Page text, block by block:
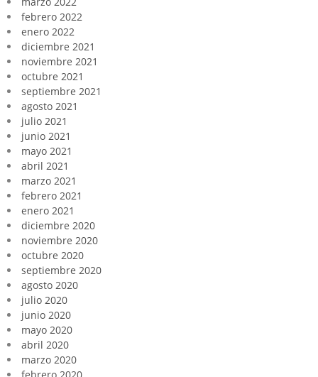
febrero 2022
enero 2022
diciembre 2021
noviembre 2021
octubre 2021
septiembre 2021
agosto 2021
julio 2021
junio 2021
mayo 2021
abril 2021
marzo 2021
febrero 2021
enero 2021
diciembre 2020
noviembre 2020
octubre 2020
septiembre 2020
agosto 2020
julio 2020
junio 2020
mayo 2020
abril 2020
marzo 2020